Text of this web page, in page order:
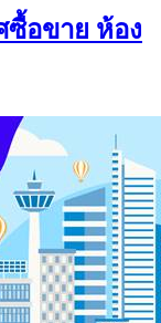
ซื้อขาย ห้อง